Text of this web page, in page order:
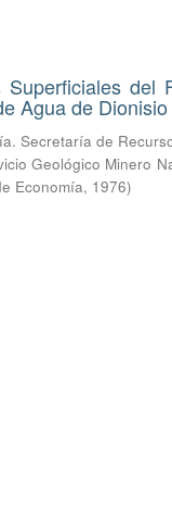
Superficiales del
Agua de Dionisio
Secretaría de
Geológico Minero
Economía, 1976)